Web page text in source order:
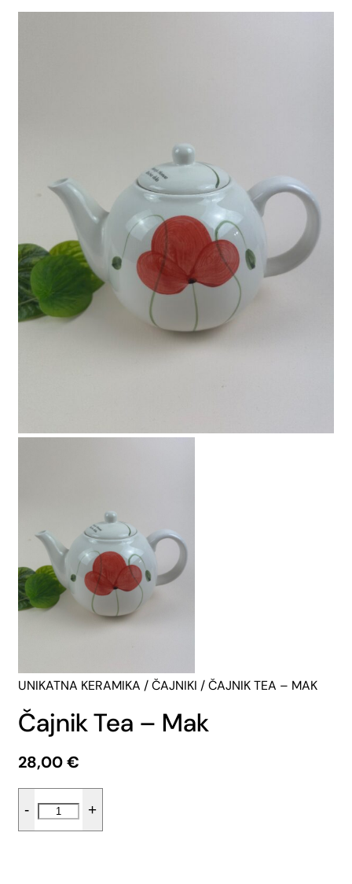
UNIKATNA KERAMIKA /ČAJNIKI / ČAJNIK TEA – MAK
Čajnik Tea – Mak
28,00€
-
Tea
-
+